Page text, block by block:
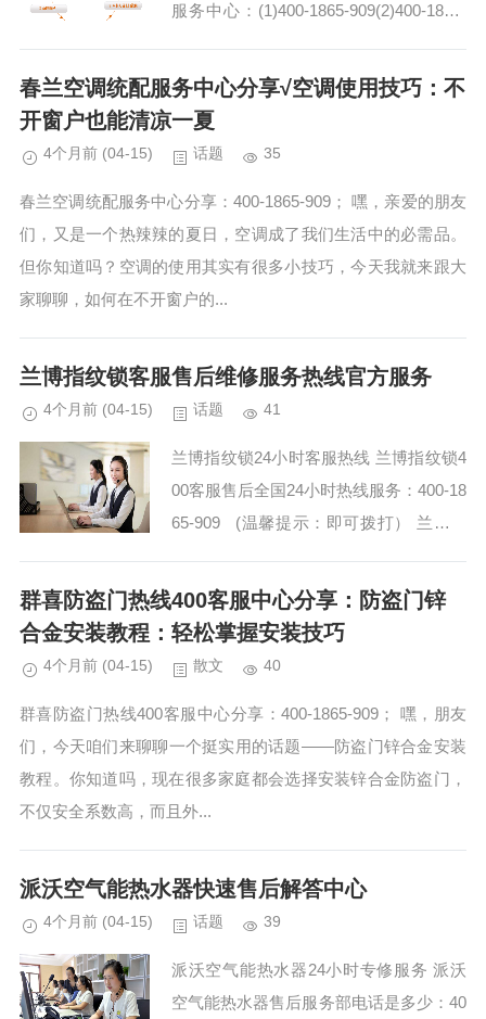
服务中心：(1)400-1865-909(2)400-1865-
师傅不仅技...
春兰空调统配服务中心分享√空调使用技巧：不
开窗户也能清凉一夏
4个月前 (04-15) 话题 35
春兰空调统配服务中心分享：400-1865-909； 嘿，亲爱的朋友
们，又是一个热辣辣的夏日，空调成了我们生活中的必需品。
但你知道吗？空调的使用其实有很多小技巧，今天我就来跟大
家聊聊，如何在不开窗户的...
兰博指纹锁客服售后维修服务热线官方服务
4个月前 (04-15) 话题 41
兰博指纹锁24小时客服热线 兰博指纹锁4
00客服售后全国24小时热线服务：400-18
65-909 (温馨提示：即可拨打） 兰博指
纹锁24小...
群喜防盗门热线400客服中心分享：防盗门锌
合金安装教程：轻松掌握安装技巧
4个月前 (04-15) 散文 40
群喜防盗门热线400客服中心分享：400-1865-909； 嘿，朋友
们，今天咱们来聊聊一个挺实用的话题——防盗门锌合金安装
教程。你知道吗，现在很多家庭都会选择安装锌合金防盗门，
不仅安全系数高，而且外...
派沃空气能热水器快速售后解答中心
4个月前 (04-15) 话题 39
派沃空气能热水器24小时专修服务 派沃
空气能热水器售后服务部电话是多少：40